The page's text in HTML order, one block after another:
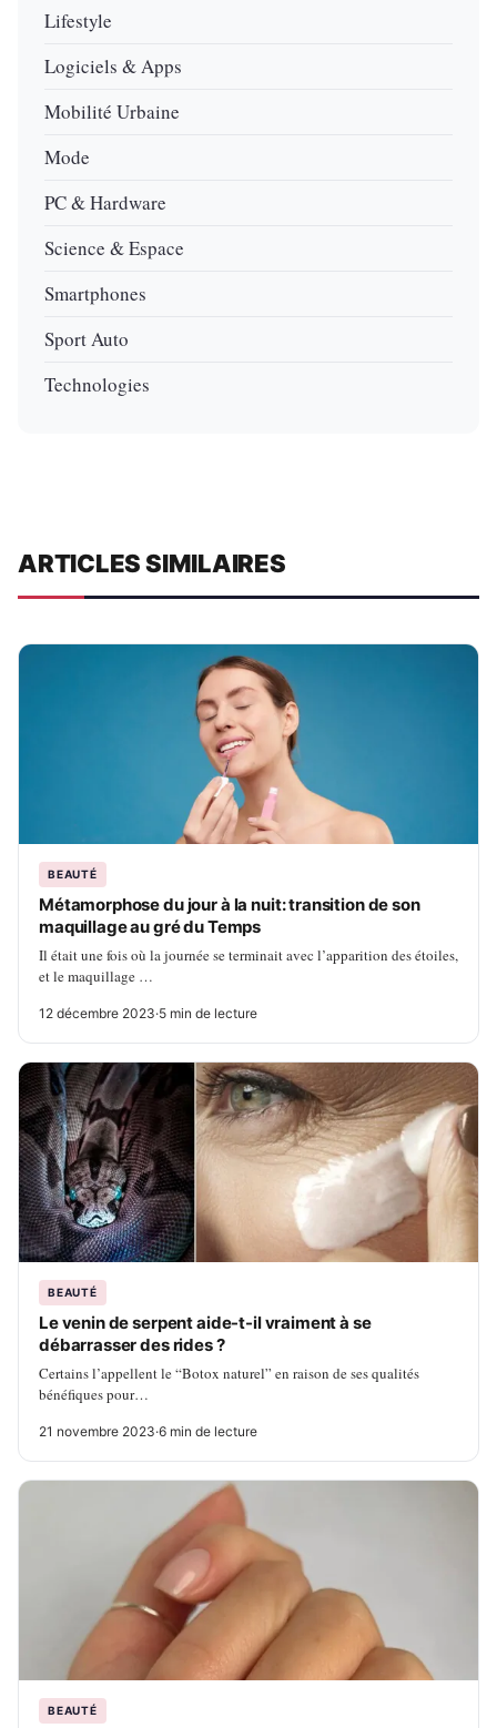
Lifestyle
Logiciels & Apps
Mobilité Urbaine
Mode
PC & Hardware
Science & Espace
Smartphones
Sport Auto
Technologies
ARTICLES SIMILAIRES
BEAUTÉ
Métamorphose du jour à la nuit: transition de son
maquillage au gré du Temps
Il était une fois où la journée se terminait avec l’apparition des étoiles,
et le maquillage …
12 décembre 2023·5 min de lecture
BEAUTÉ
Le venin de serpent aide-t-il vraiment à se
débarrasser des rides ?
Certains l’appellent le “Botox naturel” en raison de ses qualités
bénéfiques pour…
21 novembre 2023·6 min de lecture
BEAUTÉ